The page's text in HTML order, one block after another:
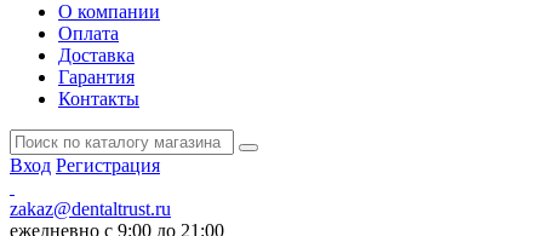
О компании
Оплата
Доставка
Гарантия
Контакты
Вход Регистрация
zakaz@dentaltrust.ru
ежедневно с 9:00 до 21:00